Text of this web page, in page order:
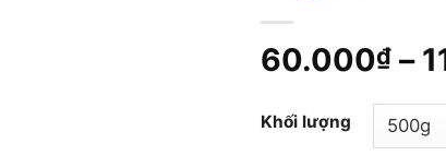
60.000₫ –
Khối lượng